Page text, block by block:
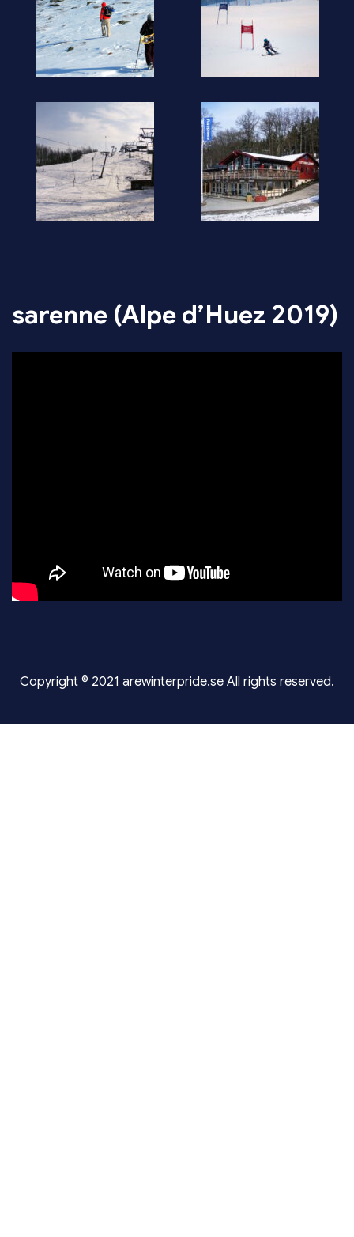
sarenne (Alpe d’Huez 2019)
Copyright © 2021 arewinterpride.se All rights reserved.